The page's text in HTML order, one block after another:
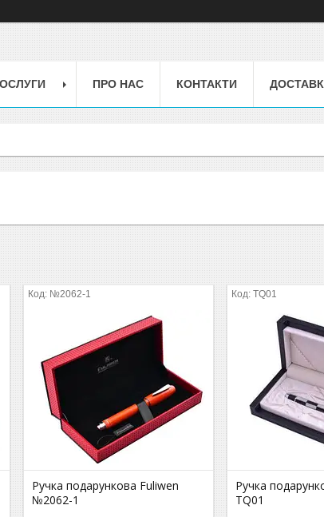
ПРО НАС КОНТАКТИ
№2062-1
Ручка подарункова Fuliwen
№2062-1
TQ01
Ручка
TQ01